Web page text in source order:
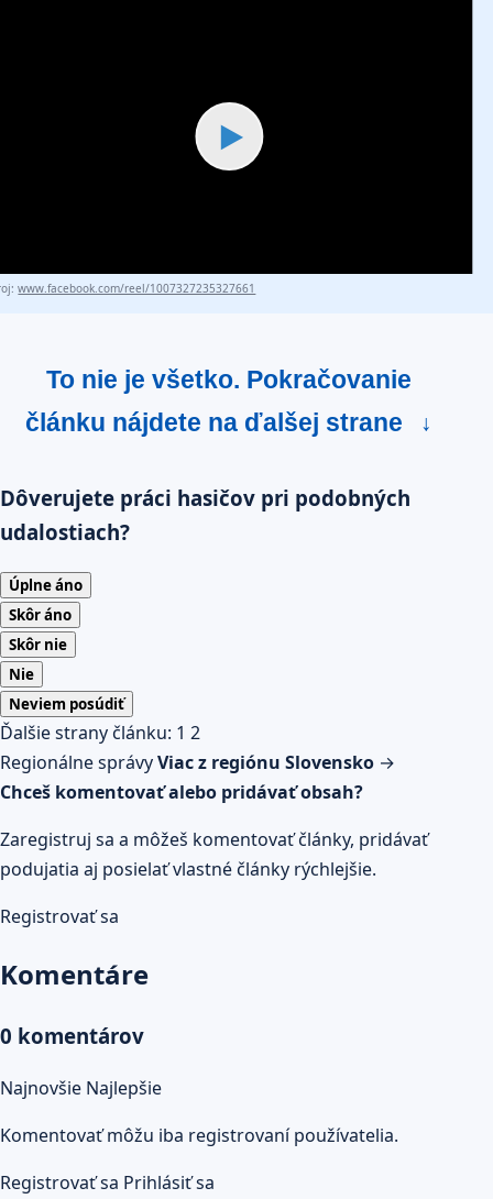
▶
www.facebook.com/reel/1007327235327661
To nie je všetko. Pokračovanie
článku nájdete na ďalšej strane
↓
Dôverujete práci hasičov pri podobných
udalostiach?
Úplne áno
Skôr áno
Skôr nie
Nie
Neviem posúdiť
Ďalšie strany článku: 1 2
Regionálne správyViac z regiónu Slovensko →
Chceš komentovať alebo pridávať obsah?
Zaregistruj sa a môžeš komentovať články, pridávať
podujatia aj posielať vlastné články rýchlejšie.
Registrovať sa
Komentáre
0 komentárov
Najnovšie Najlepšie
Komentovať môžu iba registrovaní používatelia.
Registrovať sa Prihlásiť sa